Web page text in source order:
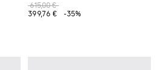
615,00 €
399,76 €
-35%